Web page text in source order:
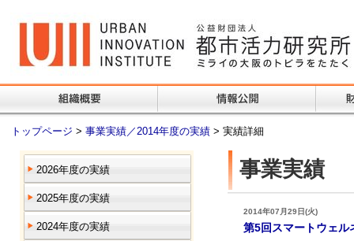
トップページ > 事業実績／2014年度の実績 > 実績詳細
2026年度の実績
2025年度の実績
2024年度の実績
事業実績
2014年07月29日(火)
第5回スマートウェル